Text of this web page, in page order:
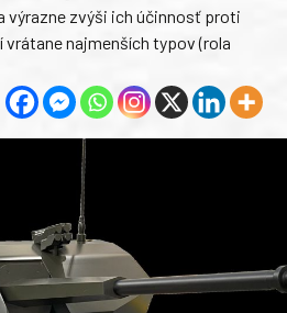
výrazne zvýši ich účinnosť proti
najmenších typov (rola